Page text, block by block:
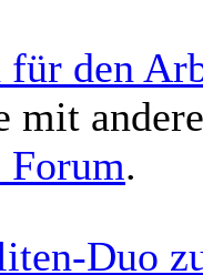
für den
mit
Forum.
Duo